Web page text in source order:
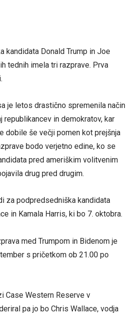
kandidata Donald Trump in Joe
tednih imela tri razprave. Prva
je letos drastično spremenila način
republikancev in demokratov, kar
dobile še večji pomen kot prejšnja
bodo verjetno edine, ko se
pred ameriškim volitvenim
drug pred drugim.
za podpredsedniška kandidata
in Kamala Harris, ki bo 7. oktobra.
med Trumpom in Bidenom je
s pričetkom ob 21.00 po
Case Western Reserve v
pa jo bo Chris Wallace, vodja